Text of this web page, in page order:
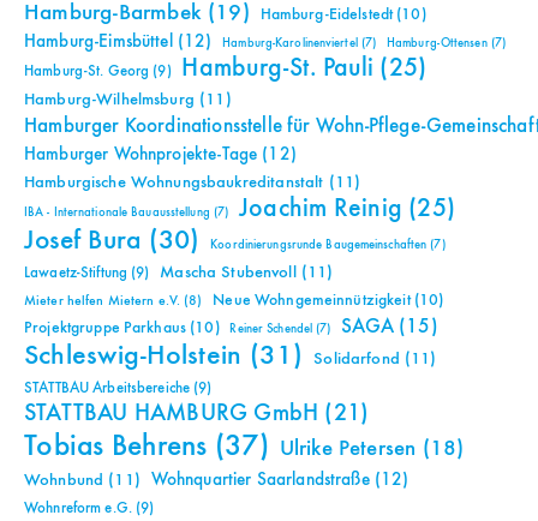
Hamburg-Barmbek(19) Hamburg-Eidelstedt(10)
Hamburg-Eimsbüttel (12) Hamburg-Karolinenviertel (7) Hamburg-Ottensen(7)
Hamburg-St. Georg (9) Hamburg-St. Pauli (25)
Hamburg-Wilhelmsburg (11)
Hamburger Koordinationsstelle für Wohn-Pflege-
Hamburger Wohnprojekte-Tage (12)
Hamburgische Wohnungsbaukreditanstalt (11)
IBA - Internationale Bauausstellung (7) Joachim Reinig (25)
Josef Bura (30) Koordinierungsrunde Baugemeinschaften (7)
Lawaetz-Stiftung (9) Mascha Stubenvoll (11)
Mieter helfen Mietern e.V. (8) Neue Wohngemeinnützigkeit(10)
Projektgruppe Parkhaus (10) Reiner Schendel (7) SAGA(15)
Schleswig-Holstein (31) Solidarfond (11)
STATTBAU Arbeitsbereiche (9)
STATTBAU HAMBURG GmbH (21)
Tobias Behrens (37) Ulrike Petersen (18)
Wohnbund (11) Wohnquartier Saarlandstraße(12)
Wohnreform e.G.(9)